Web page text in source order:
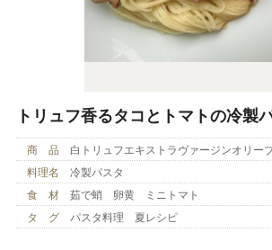
トリュフ香るタコとトマトの冷製
商 品
白トリュフエキストラヴァージンオリー
料理名
冷製パスタ
食 材
茹で蛸 卵黄 ミニトマト
タ グ
パスタ料理 夏レシピ